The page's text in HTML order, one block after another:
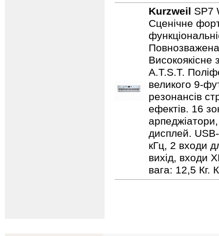
Kurzweil SP7
Cценічне
Високоякісне
A.T.S.T.
великого 9-
резонансів
ефектів. 16
дисплей.
кГц, 2 входи
вихід, входи
вага: 12,5 Кг.